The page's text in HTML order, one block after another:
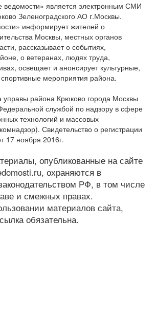
ведомости» является электронным СМИ
Зеленоградского АО г.Москвы.
информирует жителей о
Москвы, местных органов
рассказывает о событиях,
о ветеранах, людях труда,
освещает и анонсирует культурные,
мероприятия района.
управы района Крюково города Москвы
службой по надзору в сфере
технологий и массовых
Свидетельство о регистрации
ноября 2016г.
опубликованные на сайте
охраняются в
РФ, в том числе
и смежных правах.
материалов сайта,
обязательна.